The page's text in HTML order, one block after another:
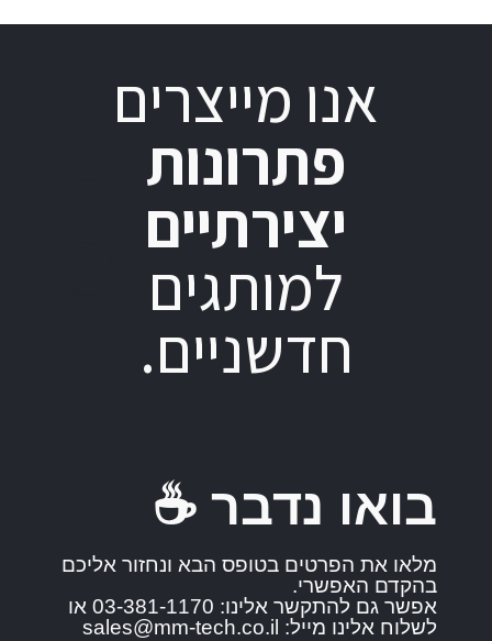
אנו מייצרים
פתרונות
יצירתיים
למותגים
חדשניים.
בואו נדבר ☕️
מלאו את הפרטים בטופס הבא ונחזור אליכם
בהקדם האפשרי.
אפשר גם להתקשר אלינו: 03-381-1170 או
לשלוח אלינו מייל: sales@mm-tech.co.il